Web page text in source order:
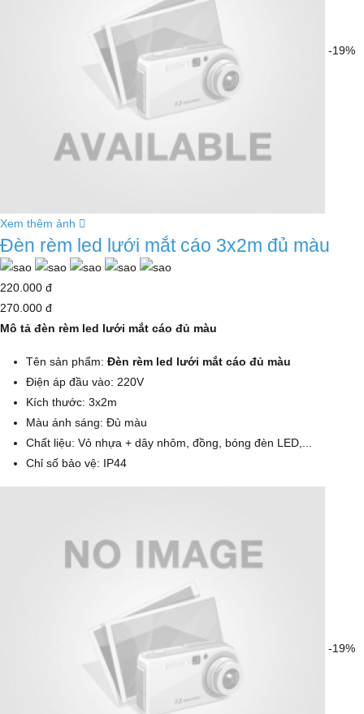
-19%
Xem thêm ảnh
Đèn rèm led lưới mắt cáo 3x2m đủ màu
220.000 đ
270.000 đ
Mô tả đèn rèm led lưới mắt cáo đủ màu
Tên sản phẩm: Đèn rèm led lưới mắt cáo đủ màu
Điện áp đầu vào: 220V
Kích thước: 3x2m
Màu ánh sáng: Đủ màu
Chất liệu: Vỏ nhựa + dây nhôm, đồng, bóng đèn LED,...
Chỉ số bảo vệ: IP44
-19%